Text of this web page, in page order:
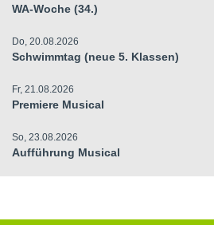
WA-Woche (34.)
Do, 20.08.2026
Schwimmtag (neue 5. Klassen)
Fr, 21.08.2026
Premiere Musical
So, 23.08.2026
Aufführung Musical